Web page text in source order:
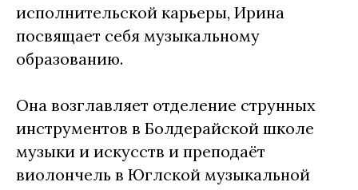
исполнительской карьеры, Ирина
посвящает себя музыкальному
образованию.
Она возглавляет отделение струнных
инструментов в Болдерайской школе
музыки и искусств и преподаёт
виолончель в Юглской музыкальной